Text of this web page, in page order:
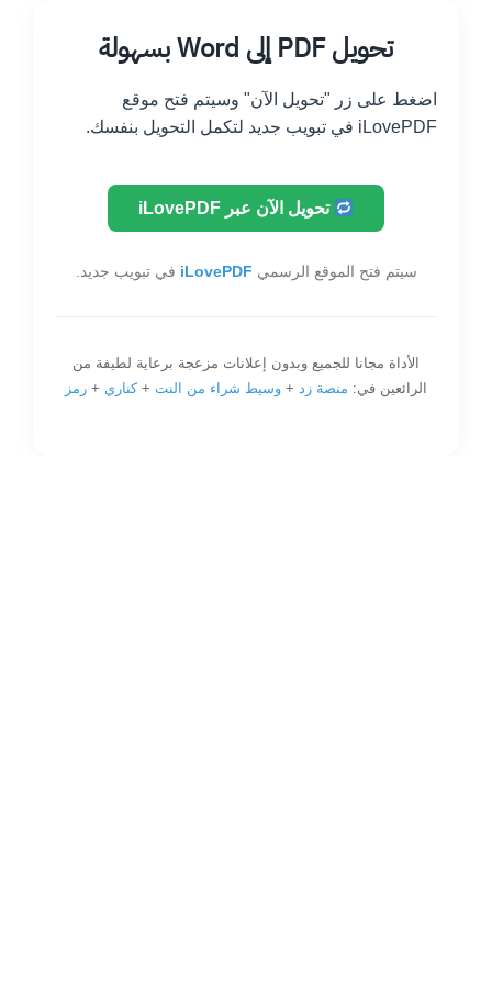
تحويل PDF إلى Word بسهولة
اضغط على زر "تحويل الآن" وسيتم فتح موقع
iLovePDF في تبويب جديد لتكمل التحويل بنفسك.
تحويل الآن عبر iLovePDF
سيتم فتح الموقع الرسمي iLovePDF في تبويب جديد.
الأداة مجانا للجميع وبدون إعلانات مزعجة برعاية لطيفة من
الرائعين في: منصة زد + وسيط شراء من النت +كناري + رمز